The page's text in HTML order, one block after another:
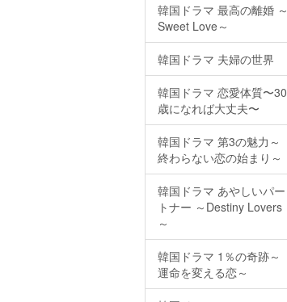
韓国ドラマ 最高の離婚 ～
Sweet Love～
韓国ドラマ 夫婦の世界
韓国ドラマ 恋愛体質〜30
歳になれば大丈夫〜
韓国ドラマ 第3の魅力～
終わらない恋の始まり～
韓国ドラマ あやしいパー
トナー ～Destiny Lovers
～
韓国ドラマ 1％の奇跡～
運命を変える恋～